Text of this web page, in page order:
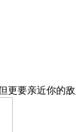
更要亲近你的敌